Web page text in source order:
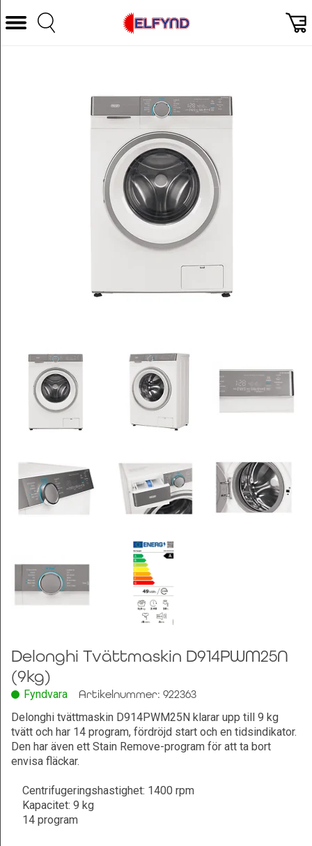
Välj Kategori
Delonghi Tvättmaskin D914PWM25N
(9kg)
Fyndvara
Artikelnummer: 922363
Delonghi tvättmaskin D914PWM25N klarar upp till 9 kg
tvätt och har 14 program, fördröjd start och en tidsindikator.
Den har även ett Stain Remove-program för att ta bort
envisa fläckar.
Centrifugeringshastighet: 1400 rpm
Kapacitet: 9 kg
14 program